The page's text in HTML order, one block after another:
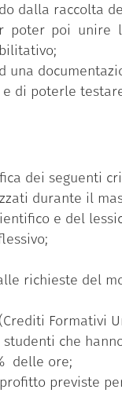
dalla raccolta
poter poi
di poterle
dei seguenti
durante il
e del
richieste del
Formativi
che
delle ore;
previste